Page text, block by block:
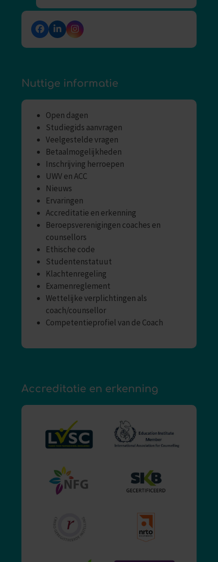
Facebook
LinkedInInstagram
Nuttige informatie
Open dagen
Studiegids aanvragen
Veelgestelde vragen
Betaalmogelijkheden
Inschrijving herroepen
UWV en ACC
Nieuws
Ervaringen
Accreditatie en erkenning
Beroepsverenigingen coaches en
counsellors
Ethische code
Studentenstatuut
Klachtenregeling
Examenreglement
Wettelijke verplichtingen als
coach/counsellor
Competentieprofiel van de Coach
Accreditatie en erkenning